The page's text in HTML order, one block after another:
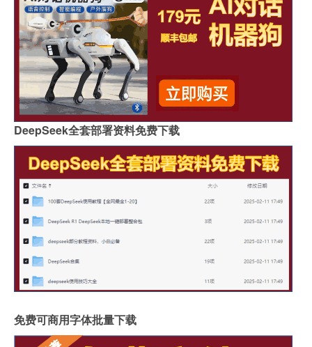
DeepSeek全套部署资料免费下载
免费可商用字体批量下载